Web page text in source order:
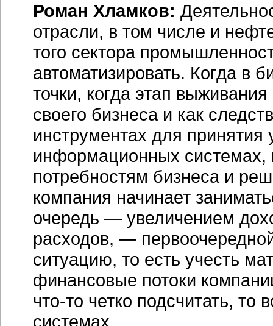
Роман Хламков:
отрасли, в том числе и
того сектора
автоматизировать. Когда в
точки, когда этап
своего бизнеса и как
инструментах для
информационных системах,
потребностям бизнеса и
компания начинает
очередь — увеличением
расходов, —
ситуацию, то есть учесть
финансовые потоки
что-то четко подсчитать, то
системах.